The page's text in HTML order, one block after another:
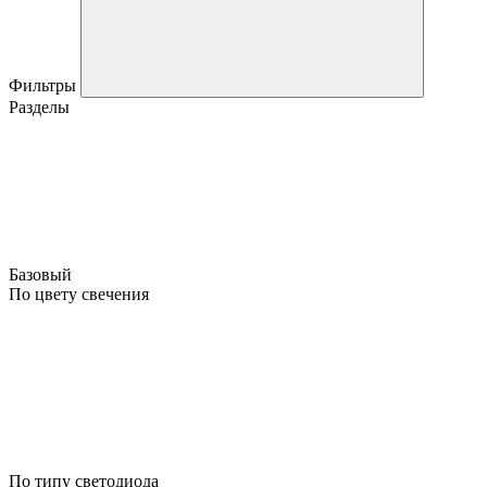
Фильтры
Разделы
Базовый
По цвету свечения
По типу светодиода